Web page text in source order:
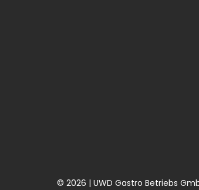
© 2026 | UWD Gastro Betriebs